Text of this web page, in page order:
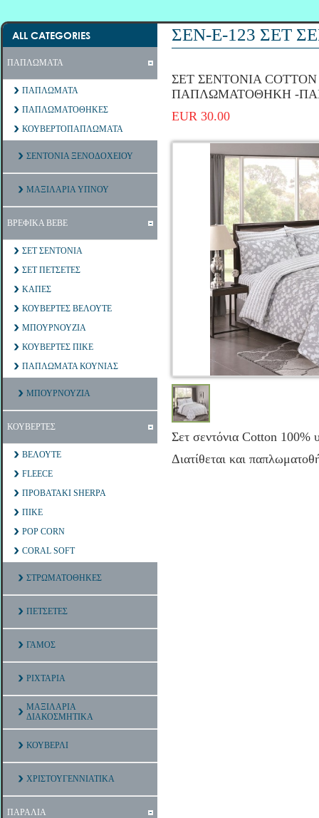
ALL CATEGORIES
ΠΑΠΛΩΜΑΤΑ
ΠΑΠΛΩΜΑΤΑ
ΠΑΠΛΩΜΑΤΟΘΗΚΕΣ
ΚΟΥΒΕΡΤΟΠΑΠΛΩΜΑΤΑ
ΣΕΝΤΟΝΙΑ ΞΕΝΟΔΟΧΕΙΟΥ
ΜΑΞΙΛΑΡΙΑ ΥΠΝΟΥ
ΒΡΕΦΙΚΑ ΒΕΒΕ
ΣΕΤ ΣΕΝΤΟΝΙΑ
ΣΕΤ ΠΕΤΣΕΤΕΣ
ΚΑΠΕΣ
ΚΟΥΒΕΡΤΕΣ ΒΕΛΟΥΤΕ
ΜΠΟΥΡΝΟΥΖΙΑ
ΚΟΥΒΕΡΤΕΣ ΠΙΚΕ
ΠΑΠΛΩΜΑΤΑ ΚΟΥΝΙΑΣ
ΜΠΟΥΡΝΟΥΖΙΑ
ΚΟΥΒΕΡΤΕΣ
ΒΕΛΟΥΤΕ
FLEECE
ΠΡΟΒΑΤΑΚΙ SHERPA
ΠΙΚΕ
POP CORN
CORAL SOFT
ΣΤΡΩΜΑΤΟΘΗΚΕΣ
ΠΕΤΣΕΤΕΣ
ΓΑΜΟΣ
ΡΙΧΤΑΡΙΑ
ΜΑΞΙΛΑΡΙΑ
ΔΙΑΚΟΣΜΗΤΙΚΑ
ΚΟΥΒΕΡΛΙ
ΧΡΙΣΤΟΥΓΕΝΝΙΑΤΙΚΑ
ΠΑΡΑΛΙΑ
ΣΕΝ-Ε-123 ΣΕΤ
ΣΕΤ ΣΕΝΤΟΝΙΑ
ΠΑΠΛΩΜΑΤΟΘΗΚΗ -
EUR 30.00
Σετ σεντόνια Cotton 100%
Διατίθεται και